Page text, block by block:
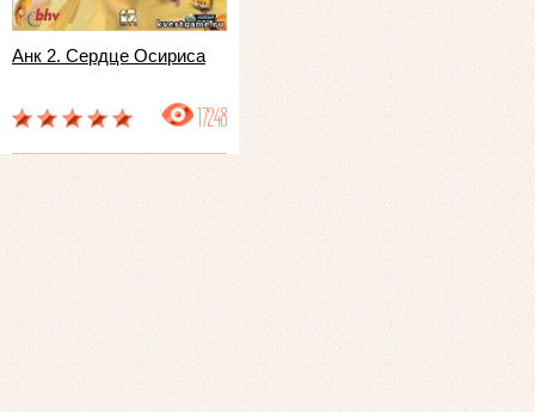
Анк 2. Сердце Осириса
17248